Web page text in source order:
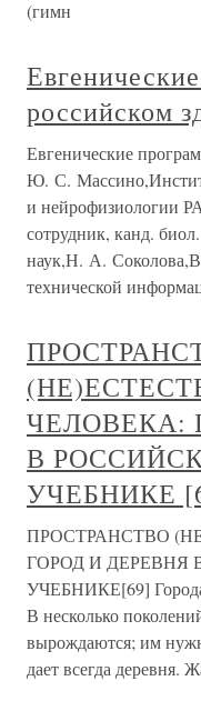
(гимн
российском
Евгенические
Ю. С.
и нейрофизиологии
сотрудник, канд. биол.
наук,Н. А.
технической
ЧЕЛОВЕКА:
В
УЧЕБНИКЕ
ПРОСТРАНСТВО
ГОРОД И
УЧЕБНИКЕ[69] Города
В несколько
вырождаются; им
дает всегда